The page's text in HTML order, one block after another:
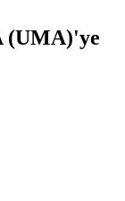
(UMA)'ye